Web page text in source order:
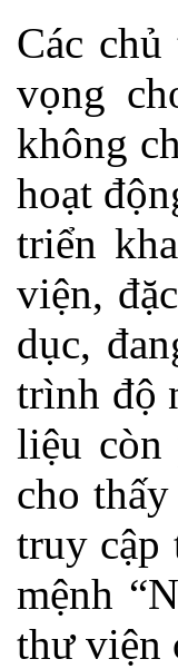
Các
vọng
không
hoạt
triển
viện,
dục,
trình độ
liệu còn
cho
truy cập
mệnh
thư viện